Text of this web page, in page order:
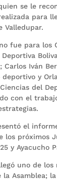
se le
para
Valledupar.
fue para los
Deportiva
Carlos Iván
y
del
con el
el
los próximos
y Ayacucho
uno de los
la Asamblea;